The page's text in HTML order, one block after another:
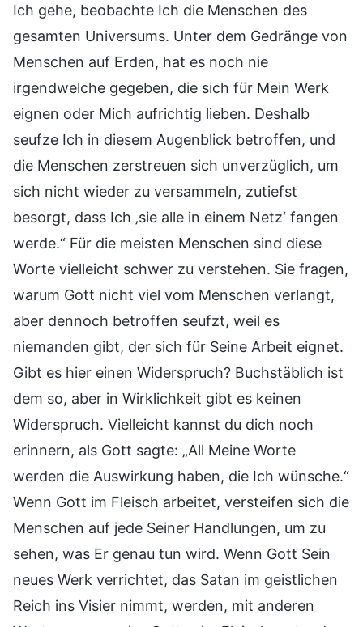
Ich gehe, beobachte Ich die Menschen des
gesamten Universums. Unter dem Gedränge von
Menschen auf Erden, hat es noch nie
irgendwelche gegeben, die sich für Mein Werk
eignen oder Mich aufrichtig lieben. Deshalb
seufze Ich in diesem Augenblick betroffen, und
die Menschen zerstreuen sich unverzüglich, um
sich nicht wieder zu versammeln, zutiefst
besorgt, dass Ich ‚sie alle in einem Netz‘ fangen
werde.“ Für die meisten Menschen sind diese
Worte vielleicht schwer zu verstehen. Sie fragen,
warum Gott nicht viel vom Menschen verlangt,
aber dennoch betroffen seufzt, weil es
niemanden gibt, der sich für Seine Arbeit eignet.
Gibt es hier einen Widerspruch? Buchstäblich ist
dem so, aber in Wirklichkeit gibt es keinen
Widerspruch. Vielleicht kannst du dich noch
erinnern, als Gott sagte: „All Meine Worte
werden die Auswirkung haben, die Ich wünsche.“
Wenn Gott im Fleisch arbeitet, versteifen sich die
Menschen auf jede Seiner Handlungen, um zu
sehen, was Er genau tun wird. Wenn Gott Sein
neues Werk verrichtet, das Satan im geistlichen
Reich ins Visier nimmt, werden, mit anderen